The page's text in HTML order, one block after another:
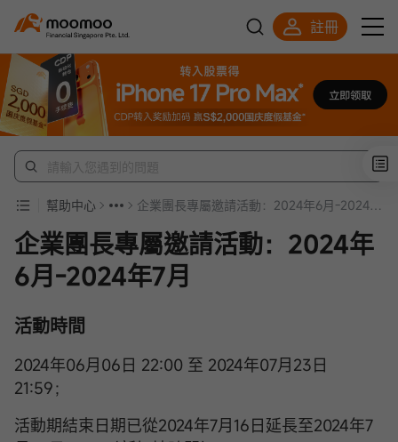
註冊
幫助中心 企業團長專屬邀請活動：2024年6月-2024年7月
企業團長專屬邀請活動：2024年
6月-2024年7月
活動時間
2024年06月06日 22:00 至 2024年07月23日
21:59；
活動期結束日期已從2024年7月16日延長至2024年7